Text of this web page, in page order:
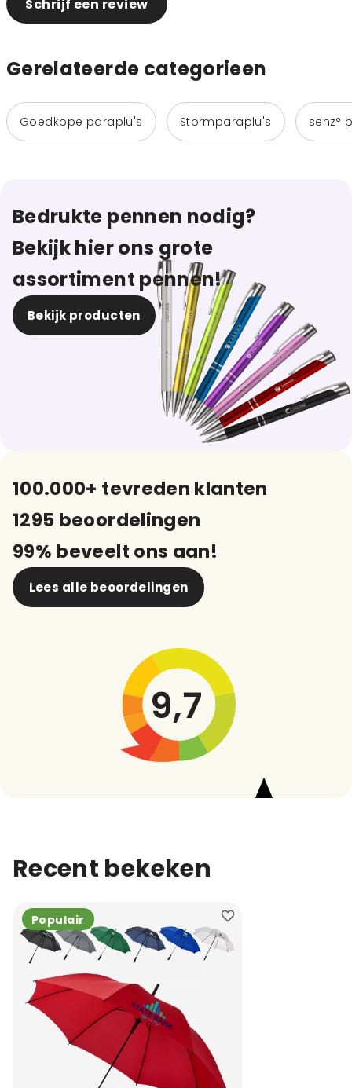
Schrijf een review
Gerelateerde categorieen
Goedkope paraplu's Stormparaplu's senz°
Bedrukte pennen nodig?
Bekijk hier ons grote
assortiment pennen!
Bekijk producten
100.000+ tevreden klanten
1295 beoordelingen
99% beveelt ons aan!
Lees alle beoordelingen
9,7
Recent bekeken
Populair